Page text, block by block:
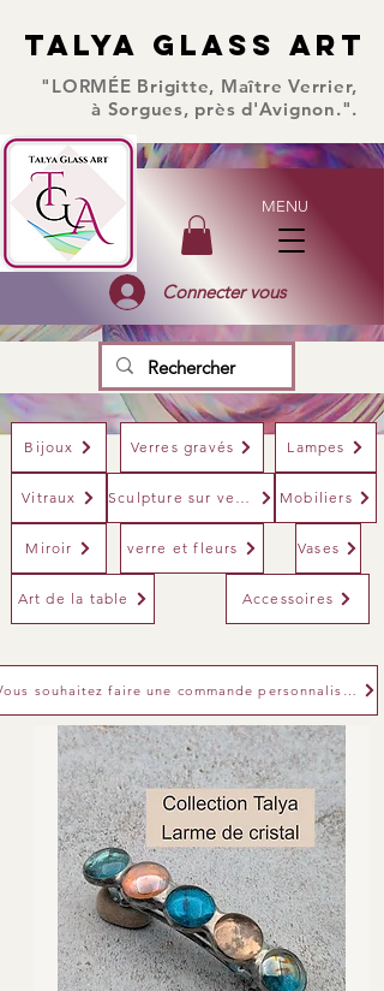
TALYA GLASS ART
TALYA GLASS ART
"LORMÉE Brigitte, Maître Verrier,
à Sorgues, près d'Avignon.".
MENU
Connecter vous
Bijoux Verres gravés Lampes
Vitraux Sculpture sur verre Mobiliers
Miroir verre et fleurs Vases
Art de la table Accessoires